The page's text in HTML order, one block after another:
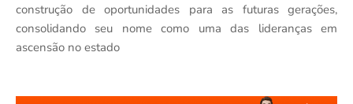
construção de oportunidades para as futuras gerações,
consolidando seu nome como uma das lideranças em
ascensão no estado